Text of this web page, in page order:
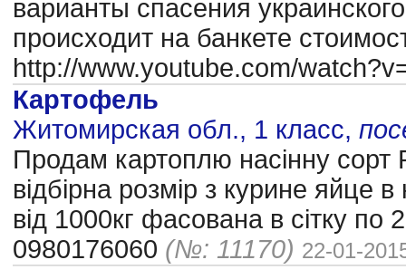
варианты спасения
происходит на банкете
http://www.youtube.com/
Картофель
Житомирская обл., 1 класс,
Продам картоплю насінну
відбірна розмір з курине яйце
від 1000кг фасована в сітку по
0980176060 (№: 11170) 22-01-